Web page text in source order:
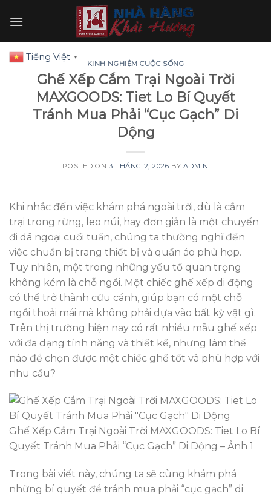
KINH NGHIỆM CUỘC SỐNG
Ghế Xếp Cắm Trại Ngoài Trời
MAXGOODS: Tiet Lo Bí Quyết
Tránh Mua Phải “Cục Gạch” Di
Dộng
POSTED ON3 THÁNG 2, 2026 BY ADMIN
Khi nhắc đến việc khám phá ngoài trời, dù là cắm
trại trong rừng, leo núi, hay đơn giản là một chuyến
đi dã ngoại cuối tuần, chúng ta thường nghĩ đến
việc chuẩn bị trang thiết bị và quần áo phù hợp.
Tuy nhiên, một trong những yếu tố quan trọng
không kém là chỗ ngồi. Một chiếc ghế xếp di động
có thể trở thành cứu cánh, giúp bạn có một chỗ
ngồi thoải mái mà không phải dựa vào bất kỳ vật gì.
Trên thị trường hiện nay có rất nhiều mẫu ghế xếp
với đa dạng tính năng và thiết kế, nhưng làm thế
nào để chọn được một chiếc ghế tốt và phù hợp với
nhu cầu?
Ghế Xếp Cắm Trại Ngoài Trời MAXGOODS: Tiet Lo Bí
Quyết Tránh Mua Phải “Cục Gạch” Di Dộng – Ảnh 1
Trong bài viết này, chúng ta sẽ cùng khám phá
những bí quyết để tránh mua phải “cục gạch” di
Tiếng Việt ▼